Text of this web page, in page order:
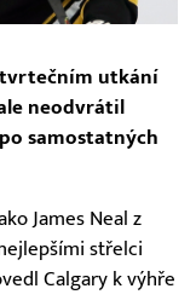
utkání
neodvrátil
samostatných
James Neal z
střelci
Calgary k výhře